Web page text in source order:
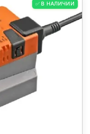
✅ В НАЛИЧИИ